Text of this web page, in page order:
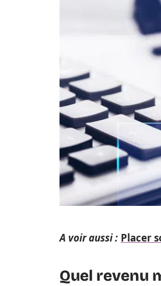
A voir aussi : Placer
Quel revenu